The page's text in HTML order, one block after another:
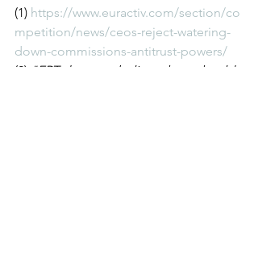
(1) https://www.euractiv.com/section/co
mpetition/news/ceos-reject-watering-
down-commissions-antitrust-powers/
(2) "ERT does not believe there should